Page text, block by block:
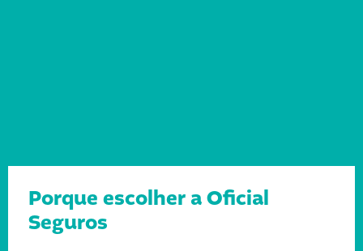
Porque escolher a Oficial
Seguros